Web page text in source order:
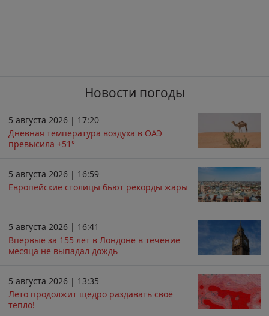
Новости погоды
5 августа 2026 | 17:20
Дневная температура воздуха в ОАЭ
превысила +51°
5 августа 2026 | 16:59
Европейские столицы бьют рекорды жары
5 августа 2026 | 16:41
Впервые за 155 лет в Лондоне в течение
месяца не выпадал дождь
5 августа 2026 | 13:35
Лето продолжит щедро раздавать своё
тепло!